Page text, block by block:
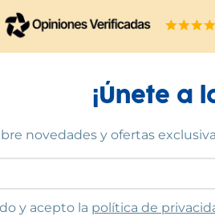
¡Únete a
novedades y ofertas
acepto las condiciones
y acepto la política de